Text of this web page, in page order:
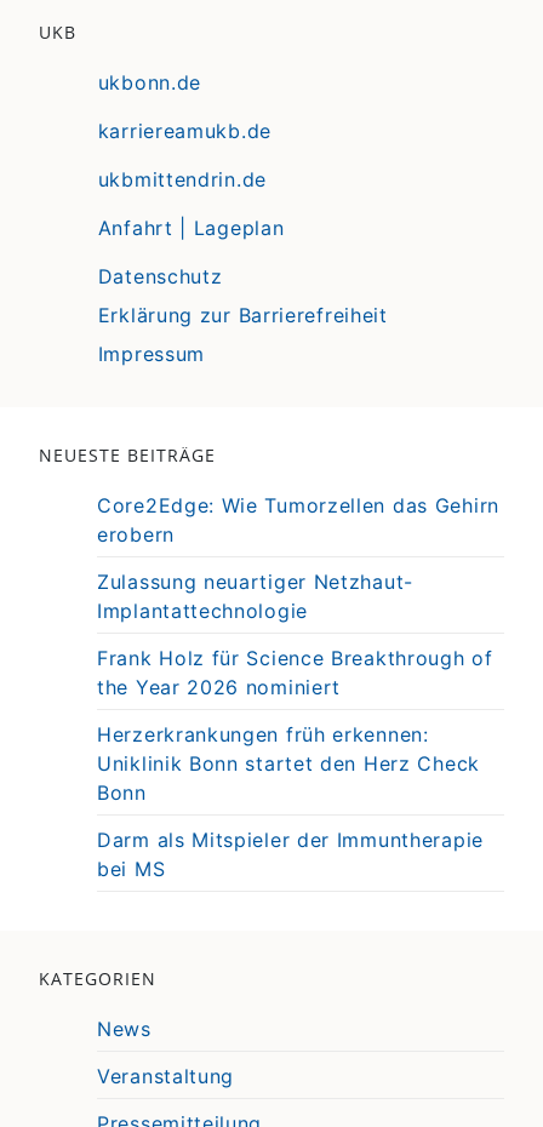
UKB
ukbonn.de
karriereamukb.de
ukbmittendrin.de
Anfahrt | Lageplan
Datenschutz
Erklärung zur Barrierefreiheit
Impressum
NEUESTE BEITRÄGE
Core2Edge: Wie Tumorzellen das Gehirn
erobern
Zulassung neuartiger Netzhaut-
Implantattechnologie
Frank Holz für Science Breakthrough of
the Year 2026 nominiert
Herzerkrankungen früh erkennen:
Uniklinik Bonn startet den Herz Check
Bonn
Darm als Mitspieler der Immuntherapie
bei MS
KATEGORIEN
News
Veranstaltung